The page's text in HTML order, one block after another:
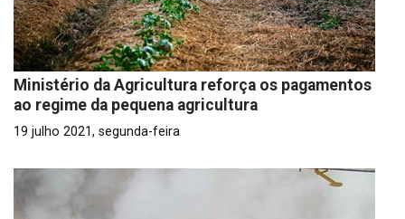
Ministério da Agricultura reforça os pagamentos
ao regime da pequena agricultura
19 julho 2021, segunda-feira